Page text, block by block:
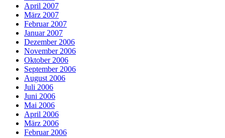
April 2007
März 2007
Februar 2007
Januar 2007
Dezember 2006
November 2006
Oktober 2006
September 2006
August 2006
Juli 2006
Juni 2006
Mai 2006
April 2006
März 2006
Februar 2006